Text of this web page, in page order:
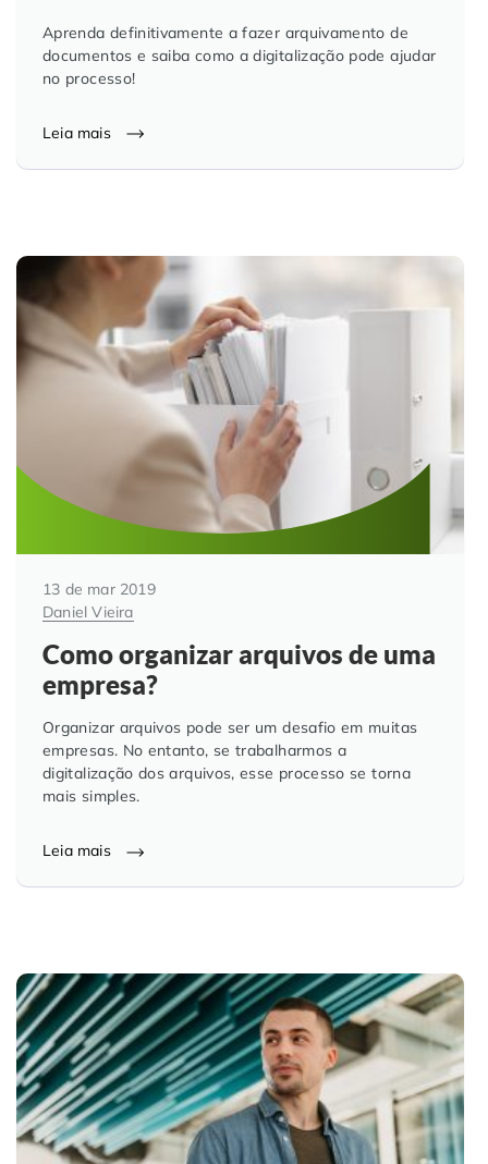
Controle e Organização de Documentos Físicos
Guarda de Documentos
Aprenda definitivamente a fazer arquivamento de
documentos e saiba como a digitalização pode ajudar
no processo!
Leia mais
13 de mar 2019
Daniel Vieira
Como organizar arquivos de uma
empresa?
Organizar arquivos pode ser um desafio em muitas
empresas. No entanto, se trabalharmos a
digitalização dos arquivos, esse processo se torna
mais simples.
Leia mais